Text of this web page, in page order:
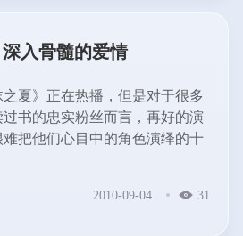
深入骨髓的爱情
之夏》正在热播，但是对于很多
过书的忠实粉丝而言，再好的演
难把他们心目中的角色演绎的十
2010-09-04 31